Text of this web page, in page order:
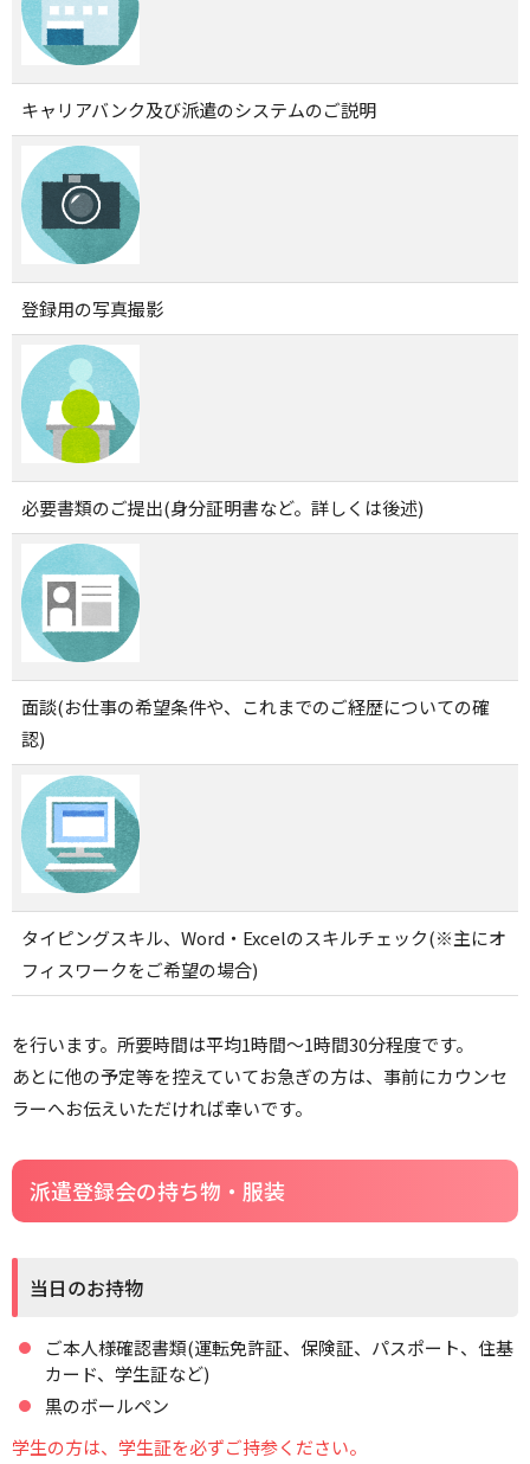
キャリアバンク及び派遣のシステムのご説明
登録用の写真撮影
必要書類のご提出(身分証明書など。詳しくは後述)
面談(お仕事の希望条件や、これまでのご経歴についての確
認)
タイピングスキル、Word・Excelのスキルチェック(※主にオ
フィスワークをご希望の場合)
を行います。所要時間は平均1時間～1時間30分程度です。
あとに他の予定等を控えていてお急ぎの方は、事前にカウンセ
ラーへお伝えいただければ幸いです。
派遣登録会の持ち物・服装
当日のお持物
ご本人様確認書類(運転免許証、保険証、パスポート、住基
カード、学生証など)
黒のボールペン
学生の方は、学生証を必ずご持参ください。